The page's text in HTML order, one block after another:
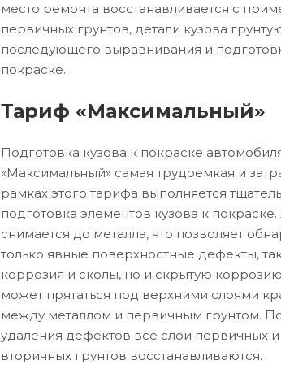
место ремонта восстанавливается с
первичных грунтов, детали кузова
последующего выравнивания и
покраске.
Тариф «Максимальный»
Подготовка кузова к покраске
«Максимальный» самая трудоемкая и
рамках этого тарифа выполняется
подготовка элементов кузова к
снимается до металла, что позволяет
только явные поверхностные дефекты,
коррозия и сколы, но и скрытую
может прятаться под верхними слоями
между металлом и первичным грунтом.
удаления дефектов все слои первичных и
вторичных грунтов восстанавливаются.